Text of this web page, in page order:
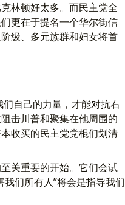
林顿好太多。而民主党全
更在于提名一个华尔街信
级、多元族群和妇女将首
自己的力量，才能对抗右
击川普和聚集在他周围的
收买的民主党党棍们划清
关重要的开始。它们会试
们所有人”将会是指导我们